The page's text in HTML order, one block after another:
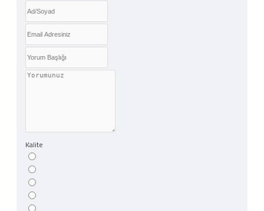
Kalite